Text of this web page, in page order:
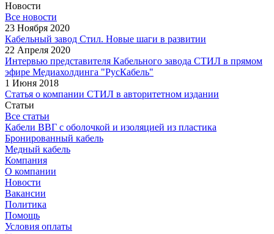
Новости
Все новости
23 Ноября 2020
Кабельный завод Стил. Новые шаги в развитии
22 Апреля 2020
Интервью представителя Кабельного завода СТИЛ в прямом
эфире Медиахолдинга "РусКабель"
1 Июня 2018
Статья о компании СТИЛ в авторитетном издании
Статьи
Все статьи
Кабели ВВГ с оболочкой и изоляцией из пластика
Бронированный кабель
Медный кабель
Компания
О компании
Новости
Вакансии
Политика
Помощь
Условия оплаты